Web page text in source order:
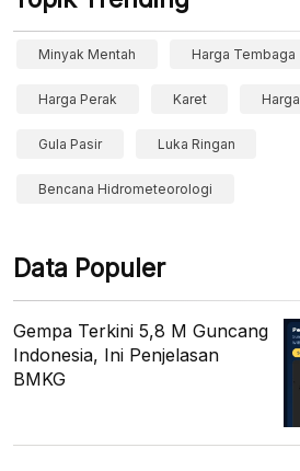
Minyak Mentah Harga Tembaga
Harga Perak Karet Harga
Gula Pasir Luka Ringan
Bencana Hidrometeorologi
Data Populer
Gempa Terkini 5,8 M Guncang
Indonesia, Ini Penjelasan
BMKG